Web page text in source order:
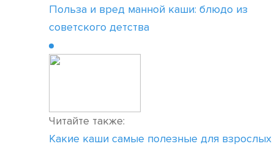
Польза и вред манной каши: блюдо из
советского детства
Читайте также:
Какие каши самые полезные для взрослых